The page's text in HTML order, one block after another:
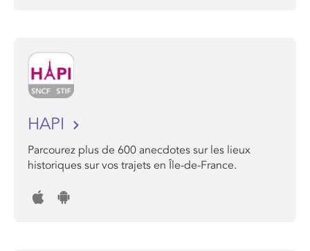
HAPI
Parcourez plus de 600 anecdotes sur les lieux
historiques sur vos trajets en Île-de-France.